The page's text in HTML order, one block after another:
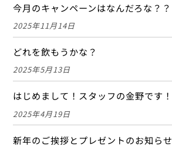
今月のキャンペーンはなんだろな？？
2025年11月14日
どれを飲もうかな？
2025年5月13日
はじめまして！スタッフの金野です！
2025年4月19日
新年のご挨拶とプレゼントのお知らせ